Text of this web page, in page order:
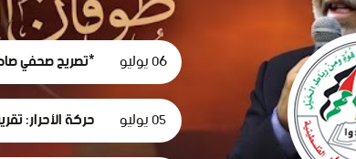
06 يوليو
05 يوليو